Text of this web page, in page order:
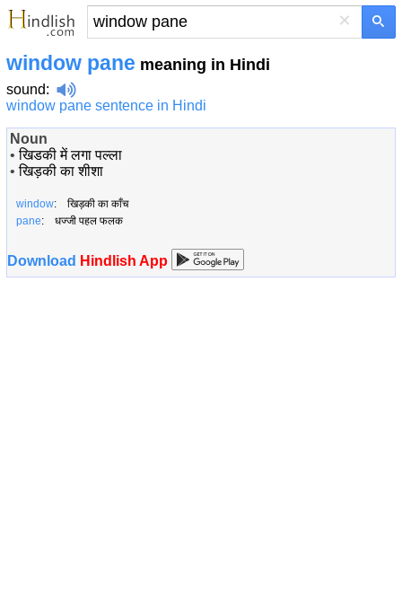
×
window pane meaning in Hindi
sound:
window pane sentence in Hindi
Noun
•खिडकी में लगा पल्ला
•खिड़की का शीशा
window: खिड़की का काँच
pane: धज्जी पहल फलक
Download Hindlish App